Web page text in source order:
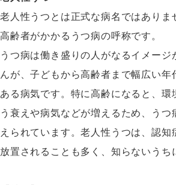
老人性うつとは正式な病名ではありま
高齢者がかかるうつ病の呼称です。
うつ病は働き盛りの人がなるイメージ
んが、子どもから高齢者まで幅広い年
ある病気です。特に高齢になると、環
う衰えや病気などが増えるため、うつ
えられています。老人性うつは、認知
放置されることも多く、知らないうち